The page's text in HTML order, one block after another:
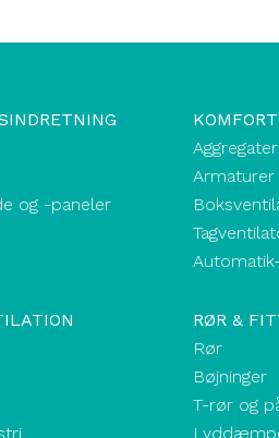
og -paneler
Aggregater
Armaturer
RØR &
Rør
Bøjninger
T-rør og